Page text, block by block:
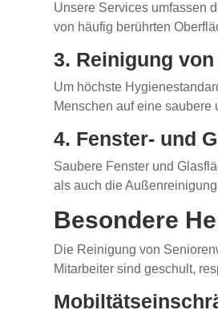
Unsere Services umfassen
von häufig berührten
3. Reinigung
Um höchste
Menschen auf eine saubere
4. Fenster- und
Saubere Fenster und
als auch die
Besondere
Die Reinigung von
Mitarbeiter sind geschult,